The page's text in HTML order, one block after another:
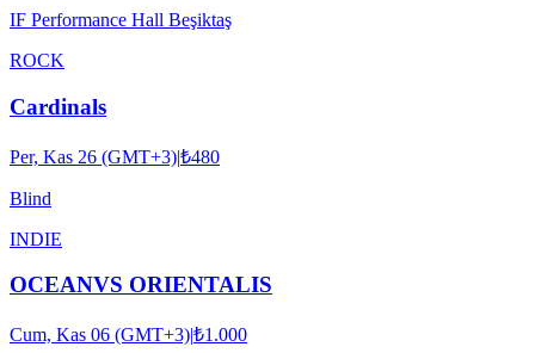
IF Performance Hall Beşiktaş
ROCK
Cardinals
Per, Kas 26 (GMT+3)|₺480
Blind
INDIE
OCEANVS ORIENTALIS
Cum, Kas 06 (GMT+3)|₺1.000